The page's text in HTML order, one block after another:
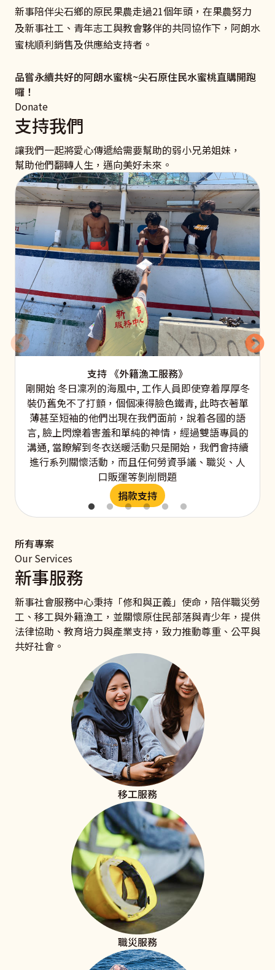
新事陪伴尖石鄉的原民果農走過21個年頭，在果農努力
及新事社工、青年志工與教會夥伴的共同協作下，阿朗水
蜜桃順利銷售及供應給支持者。
品嘗永續共好的阿朗水蜜桃~尖石原住民水蜜桃直購開跑
囉！
愛心一領二 愛心不落後 聚沙可成塔
我要捐款
打造雇主放心移工安心的新勞雇關係！ 聯絡新事社會服
務中心，了解更多關於良好雇主和移工溝通、勞雇關係促
進、相關法律及資源的資訊吧！
了解更多
助原住民弱勢及受災家庭和青少年培力學習，迎向未來，
翻轉命運。
Donate
支持我們
讓我們一起將愛心傳遞給需要幫助的弱小兄弟姐妹，
幫助他們翻轉人生，邁向美好未來。
支持 《外籍漁工服務》
剛開始 冬日凜冽的海風中, 工作人員即使穿着厚厚冬
裝仍舊免不了打顫，個個凍得臉色鐵青, 此時衣著單
薄甚至短袖的他們出現在我們面前，說着各國的語
言, 臉上閃爍着害羞和單純的神情，經過雙語專員的
溝通, 當瞭解到冬衣送暖活動只是開始，我們會持續
進行系列關懷活動，而且任何勞資爭議、職災、人
口販運等剝削問題
捐款支持
所有專案
Our Services
新事服務
新事社會服務中心秉持「修和與正義」使命，陪伴職災勞
工、移工與外籍漁工，並關懷原住民部落與青少年，提供
法律協助、教育培力與產業支持，致力推動尊重、公平與
共好社會。
移工服務
職災服務